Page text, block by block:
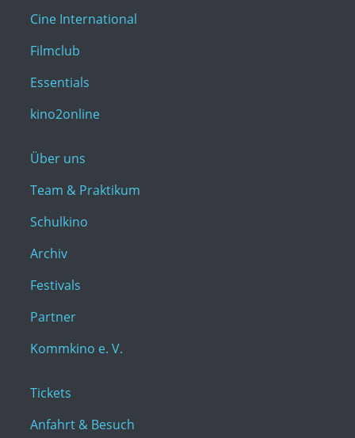
Cine International
Filmclub
Essentials
kino2online
Über uns
Team & Praktikum
Schulkino
Archiv
Festivals
Partner
Kommkino e. V.
Tickets
Anfahrt & Besuch